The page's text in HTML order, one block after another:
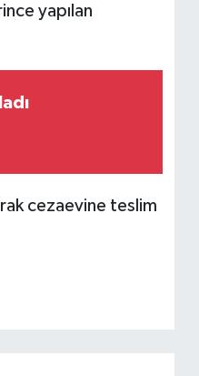
yapılan
cezaevine teslim